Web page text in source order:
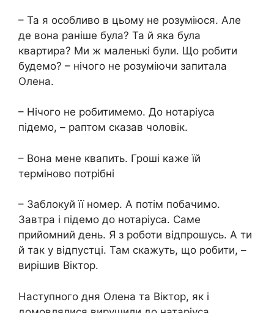
– Та я особливо в цьому не розуміюся. Але
де вона раніше була? Та й яка була
квартира? Ми ж маленькі були. Що робити
будемо? – нічого не розуміючи запитала
Олена.
– Нічого не робитимемо. До нотаріуса
підемо, – раптом сказав чоловік.
– Вона мене квапить. Гроші каже їй
терміново потрібні
– Заблокуй її номер. А потім побачимо.
Завтра і підемо до нотаріуса. Саме
прийомний день. Я з роботи відпрошусь. А ти
й так у відпустці. Там скажуть, що робити, –
вирішив Віктор.
Наступного дня Олена та Віктор, як і